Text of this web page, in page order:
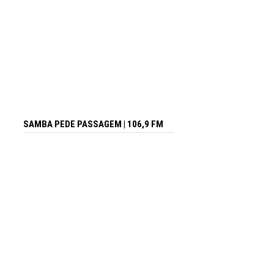
SAMBA PEDE PASSAGEM | 106,9 FM